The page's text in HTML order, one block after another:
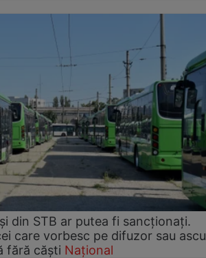
din STB ar putea fi sancționați.
care vorbesc pe difuzor sau
fără căști Național